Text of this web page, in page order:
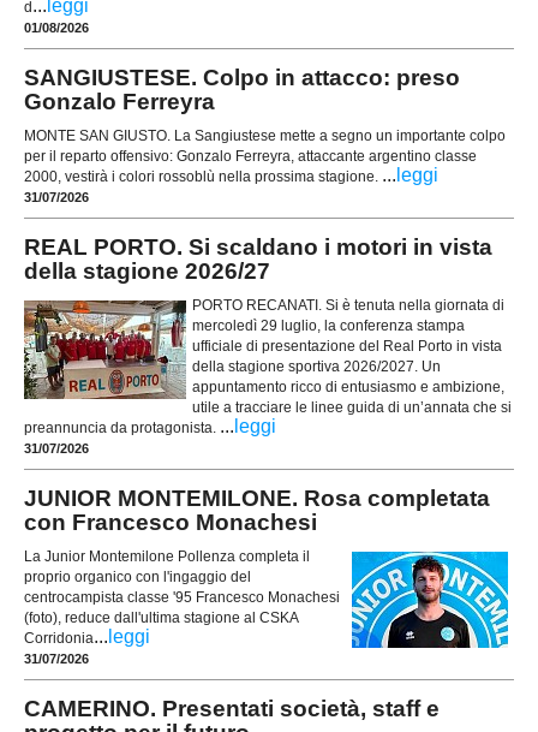
d ... leggi
01/08/2026
SANGIUSTESE. Colpo in attacco: preso
Gonzalo Ferreyra
MONTE SAN GIUSTO. La Sangiustese mette a segno un importante colpo
per il reparto offensivo: Gonzalo Ferreyra, attaccante argentino classe
2000, vestirà i colori rossoblù nella prossima stagione. ... leggi
31/07/2026
REAL PORTO. Si scaldano i motori in vista
della stagione 2026/27
PORTO RECANATI. Si è tenuta nella giornata di
mercoledì 29 luglio, la conferenza stampa
ufficiale di presentazione del Real Porto in vista
della stagione sportiva 2026/2027. Un
appuntamento ricco di entusiasmo e ambizione,
utile a tracciare le linee guida di un’annata che si
preannuncia da protagonista. ... leggi
31/07/2026
JUNIOR MONTEMILONE. Rosa completata
con Francesco Monachesi
La Junior Montemilone Pollenza completa il
proprio organico con l'ingaggio del
centrocampista classe '95 Francesco Monachesi
(foto), reduce dall'ultima stagione al CSKA
Corridonia... leggi
31/07/2026
CAMERINO. Presentati società, staff e